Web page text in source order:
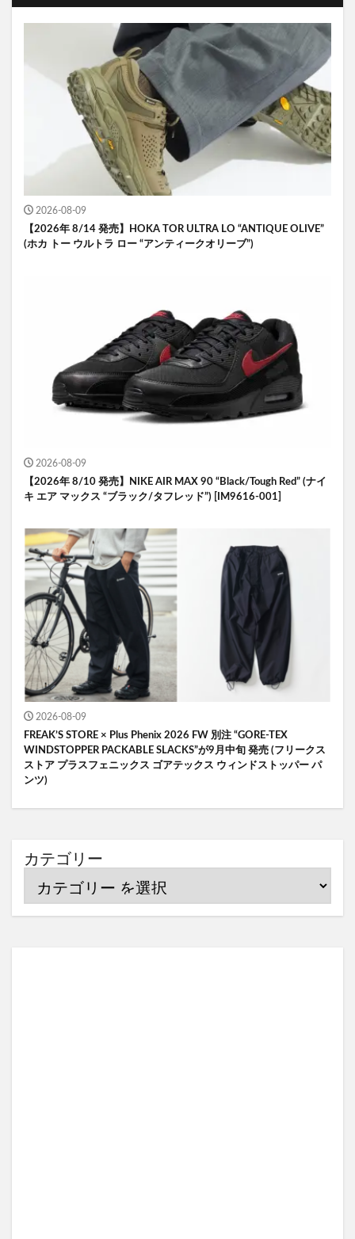
2026-08-09
【2026年 8/14 発売】HOKA TOR ULTRA LO “ANTIQUE OLIVE”
(ホカ トー ウルトラ ロー “アンティークオリーブ”)
2026-08-09
【2026年 8/10 発売】NIKE AIR MAX 90 “Black/Tough Red” (ナイ
キ エア マックス “ブラック/タフレッド”) [IM9616-001]
2026-08-09
FREAK’S STORE × Plus Phenix 2026 FW 別注 “GORE-TEX
WINDSTOPPER PACKABLE SLACKS”が9月中旬 発売 (フリークス
ストア プラスフェニックス ゴアテックス ウィンドストッパー パ
ンツ)
カテゴリー